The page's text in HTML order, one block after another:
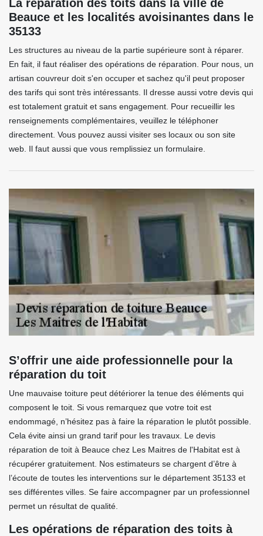
La réparation des toits dans la ville de
Beauce et les localités avoisinantes dans le
35133
Les structures au niveau de la partie supérieure sont à réparer.
En fait, il faut réaliser des opérations de réparation. Pour nous, un
artisan couvreur doit s'en occuper et sachez qu'il peut proposer
des tarifs qui sont très intéressants. Il dresse aussi votre devis qui
est totalement gratuit et sans engagement. Pour recueillir les
renseignements complémentaires, veuillez le téléphoner
directement. Vous pouvez aussi visiter ses locaux ou son site
web. Il faut aussi que vous remplissiez un formulaire.
S’offrir une aide professionnelle pour la
réparation du toit
Une mauvaise toiture peut détériorer la tenue des éléments qui
composent le toit. Si vous remarquez que votre toit est
endommagé, n’hésitez pas à faire la réparation le plutôt possible.
Cela évite ainsi un grand tarif pour les travaux. Le devis
réparation de toit à Beauce chez Les Maitres de l'Habitat est à
récupérer gratuitement. Nos estimateurs se chargent d’être à
l’écoute de toutes les interventions sur le département 35133 et
ses différentes villes. Se faire accompagner par un professionnel
permet un résultat de qualité.
Les opérations de réparation des toits à